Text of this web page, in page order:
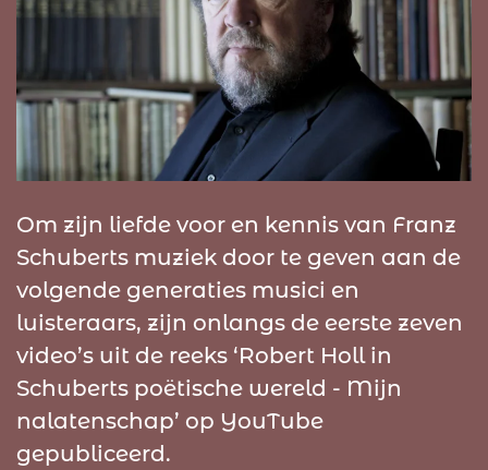
Om zijn liefde voor en kennis van Franz
Schuberts muziek door te geven aan de
volgende generaties musici en
luisteraars, zijn onlangs de eerste zeven
video’s uit de reeks ‘Robert Holl in
Schuberts poëtische wereld - Mijn
nalatenschap’ op YouTube
gepubliceerd.